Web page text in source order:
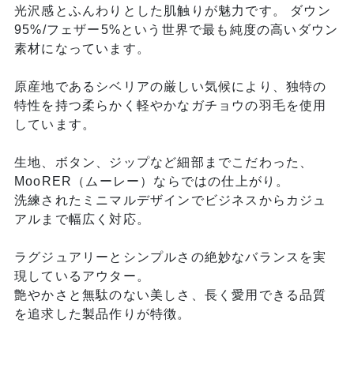
光沢感とふんわりとした肌触りが魅力です。 ダウン
95%/フェザー5%という世界で最も純度の高いダウン
素材になっています。
原産地であるシベリアの厳しい気候により、独特の
特性を持つ柔らかく軽やかなガチョウの羽毛を使用
しています。
生地、ボタン、ジップなど細部までこだわった、
MooRER（ムーレー）ならではの仕上がり。
洗練されたミニマルデザインでビジネスからカジュ
アルまで幅広く対応。
ラグジュアリーとシンプルさの絶妙なバランスを実
現しているアウター。
艶やかさと無駄のない美しさ、長く愛用できる品質
を追求した製品作りが特徴。